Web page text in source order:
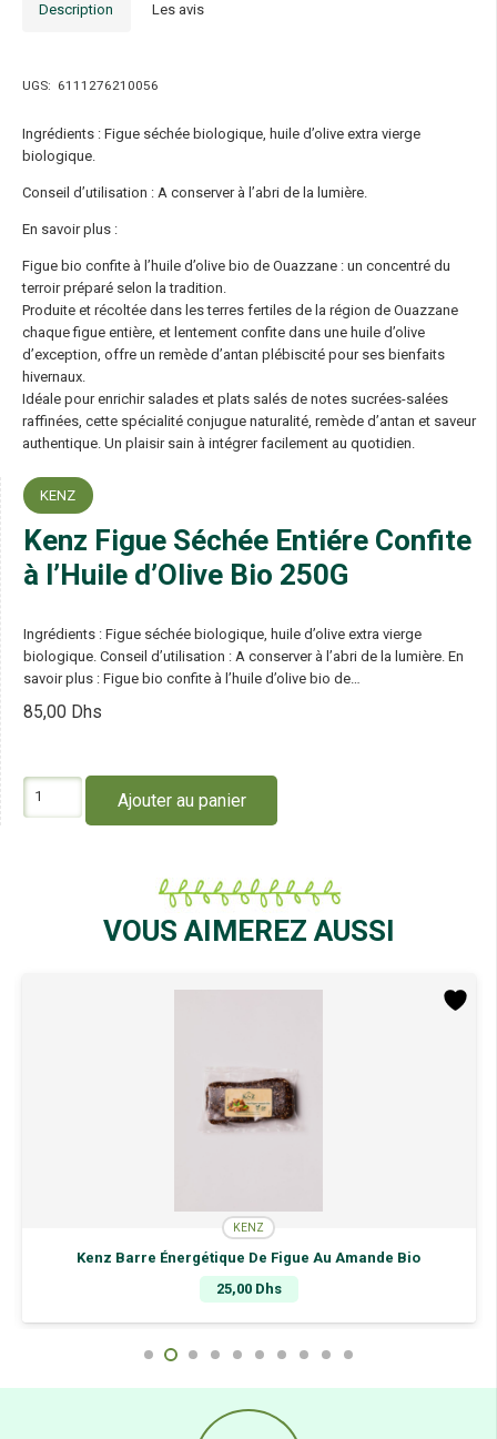
Description Les avis
UGS: 6111276210056
Ingrédients : Figue séchée biologique, huile d’olive extra vierge
biologique.
Conseil d’utilisation : A conserver à l’abri de la lumière.
En savoir plus :
Figue bio confite à l’huile d’olive bio de Ouazzane : un concentré du
terroir préparé selon la tradition.
Produite et récoltée dans les terres fertiles de la région de Ouazzane
chaque figue entière, et lentement confite dans une huile d’olive
d’exception, offre un remède d’antan plébiscité pour ses bienfaits
hivernaux.
Idéale pour enrichir salades et plats salés de notes sucrées-salées
raffinées, cette spécialité conjugue naturalité, remède d’antan et saveur
authentique. Un plaisir sain à intégrer facilement au quotidien.
KENZ
Kenz Figue Séchée Entiére Confite
à l’Huile d’Olive Bio 250G
Ingrédients : Figue séchée biologique, huile d’olive extra vierge
biologique. Conseil d’utilisation : A conserver à l’abri de la lumière. En
savoir plus : Figue bio confite à l’huile d’olive bio de…
85,00 Dhs
Ajouter au panier
VOUS AIMEREZ AUSSI
KENZ
Kenz Barre Énergétique De Figue Au Amande Bio
25,00 Dhs